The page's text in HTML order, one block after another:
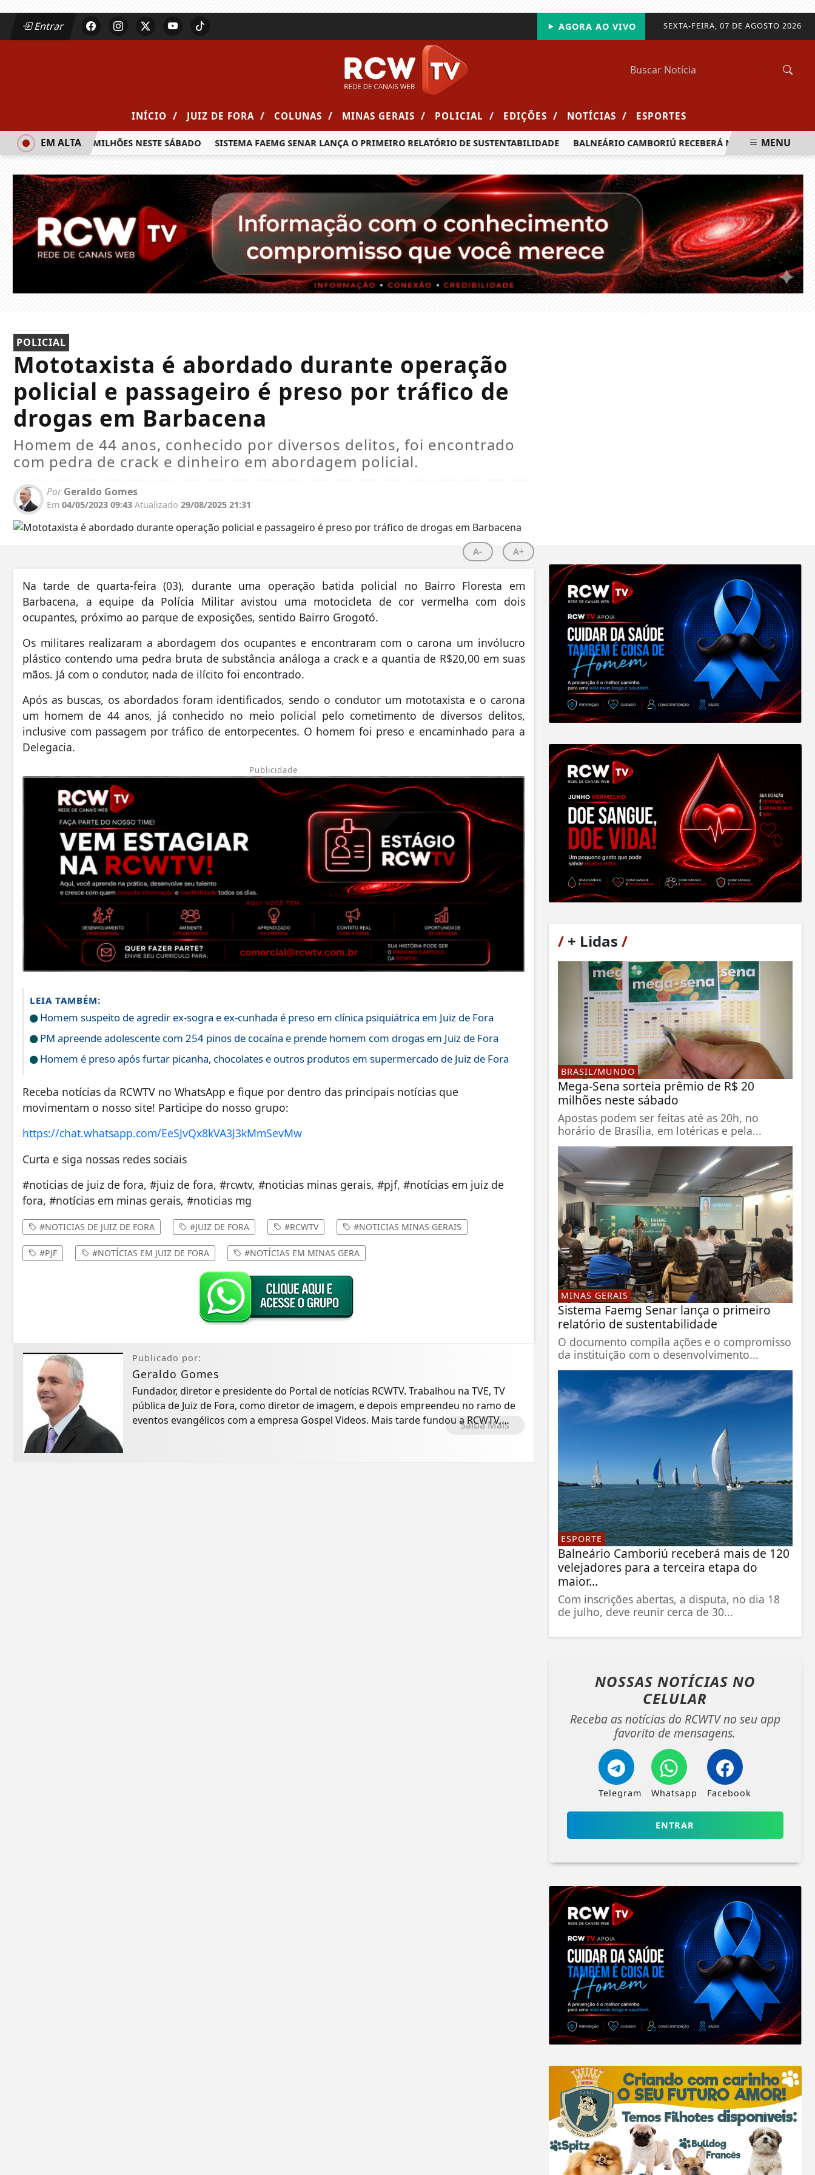
Entrar SEXTA-FEIRA, 07 DE AGOSTO 2026
AGORA AO VIVO
INÍCIO / JUIZ DE FORA / COLUNAS / MINAS GERAIS / POLICIAL / EDIÇÕES / NOTÍCIAS / ESPORTES
PRÊMIO DE R$ 20 MILHÕES NESTE SÁBADO SISTEMA FAEMG SENAR LANÇA O PRIMEIRO RELATÓRIO DE SUSTENTABILIDADE BALNEÁRIO CAMBORIÚ RECEBERÁ MAIS DE 120
EM ALTA MENU
POLICIAL
Mototaxista é abordado durante operação
policial e passageiro é preso por tráfico de
drogas em Barbacena
Homem de 44 anos, conhecido por diversos delitos, foi encontrado
com pedra de crack e dinheiro em abordagem policial.
PorGeraldo Gomes
Em 04/05/2023 09:43 Atualizado 29/08/2025 21:31
A- A+
Na tarde de quarta-feira (03), durante uma operação batida policial no Bairro Floresta em
Barbacena, a equipe da Polícia Militar avistou uma motocicleta de cor vermelha com dois
ocupantes, próximo ao parque de exposições, sentido Bairro Grogotó.
Os militares realizaram a abordagem dos ocupantes e encontraram com o carona um invólucro
plástico contendo uma pedra bruta de substância análoga a crack e a quantia de R$20,00 em suas
mãos. Já com o condutor, nada de ilícito foi encontrado.
Após as buscas, os abordados foram identificados, sendo o condutor um mototaxista e o carona
um homem de 44 anos, já conhecido no meio policial pelo cometimento de diversos delitos,
inclusive com passagem por tráfico de entorpecentes. O homem foi preso e encaminhado para a
Delegacia.
Publicidade
LEIA TAMBÉM:
Homem suspeito de agredir ex-sogra e ex-cunhada é preso em clínica psiquiátrica em Juiz de Fora
PM apreende adolescente com 254 pinos de cocaína e prende homem com drogas em Juiz de Fora
Homem é preso após furtar picanha, chocolates e outros produtos em supermercado de Juiz de Fora
Receba notícias da RCWTV no WhatsApp e fique por dentro das principais notícias que
movimentam o nosso site! Participe do nosso grupo:
https://chat.whatsapp.com/EeSJvQx8kVA3J3kMmSevMw
Curta e siga nossas redes sociais
#noticias de juiz de fora, #juiz de fora, #rcwtv, #noticias minas gerais, #pjf, #notícias em juiz de
fora, #notícias em minas gerais, #noticias mg
#NOTICIAS DE JUIZ DE FORA #JUIZ DE FORA #RCWTV #NOTICIAS MINAS GERAIS
#PJF #NOTÍCIAS EM JUIZ DE FORA #NOTÍCIAS EM MINAS GERA
Publicado por:
Geraldo Gomes
Fundador, diretor e presidente do Portal de notícias RCWTV. Trabalhou na TVE, TV
pública de Juiz de Fora, como diretor de imagem, e depois empreendeu no ramo de
eventos evangélicos com a empresa Gospel Videos. Mais tarde fundou a RCWTV,
Saiba Mais
/+ Lidas /
BRASIL/MUNDO
Mega-Sena sorteia prêmio de R$ 20
milhões neste sábado
Apostas podem ser feitas até as 20h, no
horário de Brasília, em lotéricas e pela...
MINAS GERAIS
Sistema Faemg Senar lança o primeiro
relatório de sustentabilidade
O documento compila ações e o compromisso
da instituição com o desenvolvimento...
ESPORTE
Balneário Camboriú receberá mais de 120
velejadores para a terceira etapa do
maior...
Com inscrições abertas, a disputa, no dia 18
de julho, deve reunir cerca de 30...
NOSSAS NOTÍCIAS NO
CELULAR
Receba as notícias do RCWTV no seu app
favorito de mensagens.
Telegram Whatsapp Facebook
ENTRAR